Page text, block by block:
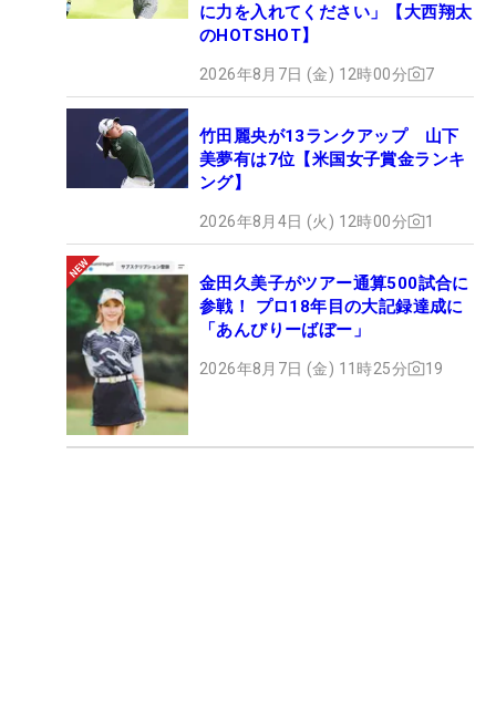
に力を入れてください」【大西翔太
のHOTSHOT】
2026年8月7日 (金) 12時00分 7
竹田麗央が13ランクアップ 山下
美夢有は7位【米国女子賞金ランキ
ング】
2026年8月4日 (火) 12時00分 1
金田久美子がツアー通算500試合に
参戦！ プロ18年目の大記録達成に
「あんびりーばぼー」
2026年8月7日 (金) 11時25分 19